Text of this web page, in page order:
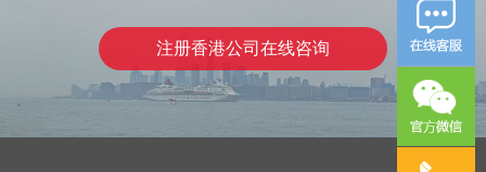
注册香港公司在线咨询